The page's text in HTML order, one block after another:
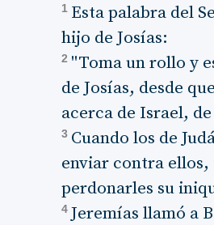
1 Esta palabra del
hijo de Josías:
2 "Toma un rollo y
de Josías, desde
acerca de Israel,
3 Cuando los de
enviar contra ellos,
perdonarles su
4Jeremías llamó a